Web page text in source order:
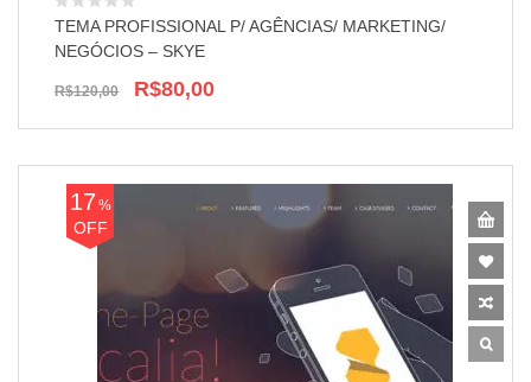
TEMA PROFISSIONAL P/ AGÊNCIAS/ MARKETING/
NEGÓCIOS – SKYE
R$120,00 R$80,00
17%
OFF